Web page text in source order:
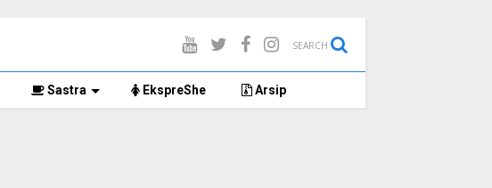
SEARCH
Sastra EkspreShe Arsip